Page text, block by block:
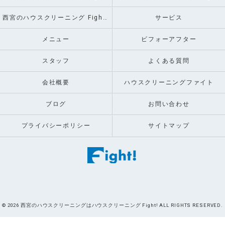
西宮のハウスクリーニング Fight!のお客様の声 サービス
メニュー ビフォーアフター
スタッフ よくある質問
会社概要 ハウスクリーニングファイト
ブログ お問い合わせ
プライバシーポリシー サイトマップ
© 2026 西宮のハウスクリーニングはハウスクリーニング Fight! ALL RIGHTS RESERVED.